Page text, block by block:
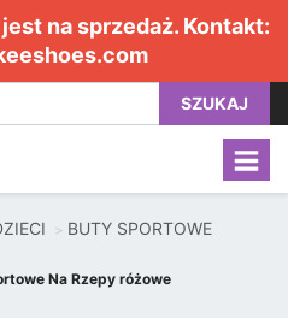
na sprzedaż. Kontakt:
SZUKAJ
BUTY SPORTOWE
Na Rzepy różowe